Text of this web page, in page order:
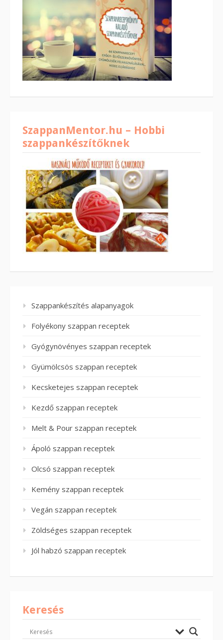
SzappanMentor.hu – Hobbi
szappankészítőknek
Szappankészítés alapanyagok
Folyékony szappan receptek
Gyógynövényes szappan receptek
Gyümölcsös szappan receptek
Kecsketejes szappan receptek
Kezdő szappan receptek
Melt & Pour szappan receptek
Ápoló szappan receptek
Olcsó szappan receptek
Kemény szappan receptek
Vegán szappan receptek
Zöldséges szappan receptek
Jól habzó szappan receptek
Keresés